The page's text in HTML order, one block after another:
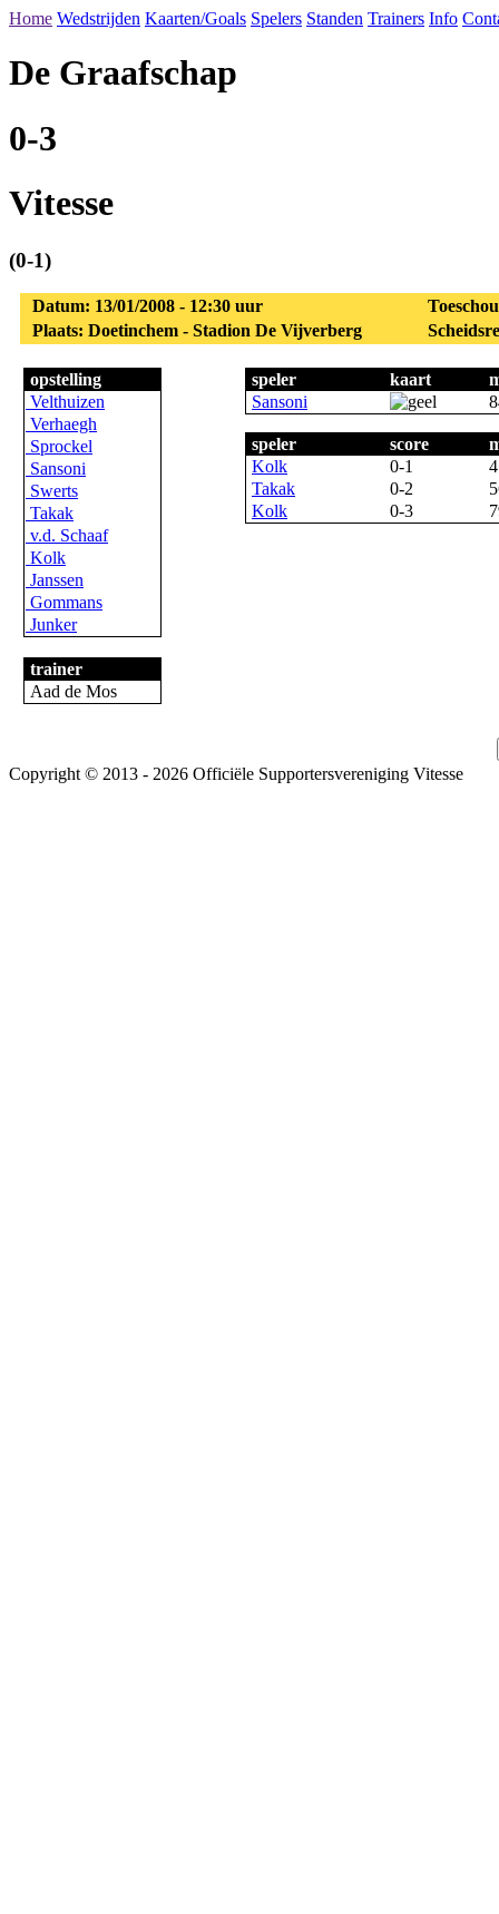
Home Wedstrijden Kaarten/Goals Spelers Standen Trainers Info
De Graafschap
0-3
Vitesse
(0-1)
Datum: 13/01/2008 - 12:30 uur
Plaats: Doetinchem - Stadion De Vijverberg
opstelling
Velthuizen
Verhaegh
Sprockel
Sansoni
Swerts
Takak
v.d. Schaaf
Kolk
Janssen
Gommans
Junker
trainer
Aad de Mos
speler kaart
Sansoni
speler score
Kolk
0-1
Takak
0-2
Kolk
0-3
Copyright © 2013 - 2026 Officiële Supportersvereniging Vitesse